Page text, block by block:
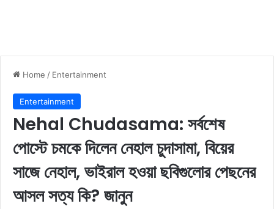
Home / Entertainment
Entertainment
Nehal Chudasama: সর্বশেষ
পোস্টে চমকে দিলেন নেহাল চুদাসামা, বিয়ের
সাজে নেহাল, ভাইরাল হওয়া ছবিগুলোর পেছনের
আসল সত্য কি? জানুন